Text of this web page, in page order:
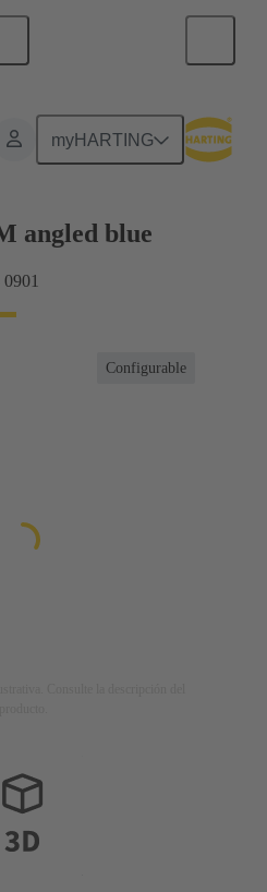
myHARTING
angled blue
Configurable